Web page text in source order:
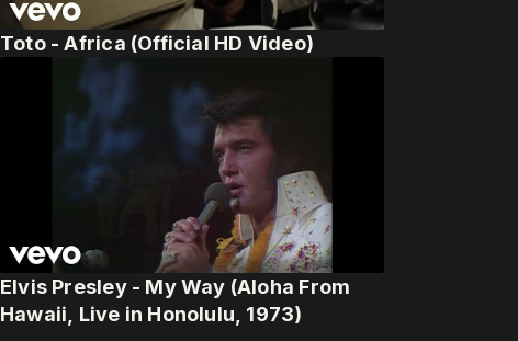
Toto - Africa (Official HD Video)
Elvis Presley - My Way (Aloha From
Hawaii, Live in Honolulu, 1973)